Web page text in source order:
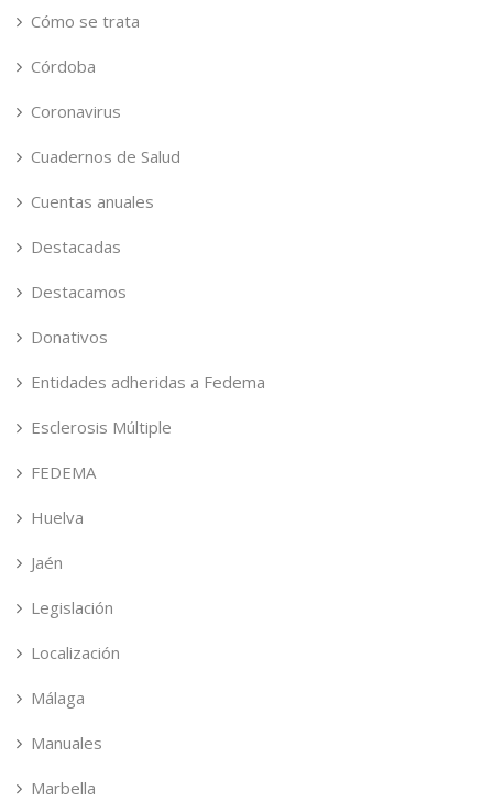
Cómo se trata
Córdoba
Coronavirus
Cuadernos de Salud
Cuentas anuales
Destacadas
Destacamos
Donativos
Entidades adheridas a Fedema
Esclerosis Múltiple
FEDEMA
Huelva
Jaén
Legislación
Localización
Málaga
Manuales
Marbella